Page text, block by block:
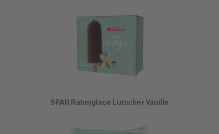
SPAR Rahmglace Lutscher Vanille